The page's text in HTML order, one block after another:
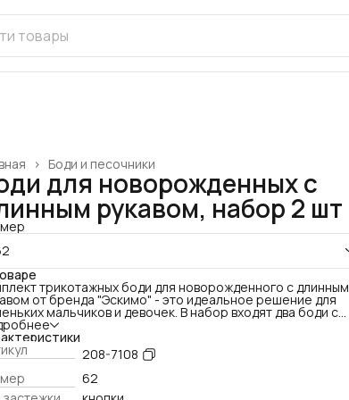
Боди и песочники
›
для новорожденных с
рукавом, набор 2 шт
трикотажных боди для новорожденного с длинным
от бренда "Эскимо" - это идеальное решение для
мальчиков и девочек. В набор входят два боди с
рукавом, выполненные из мягкого и
трикотажа, обеспечивающего
комфорт для чувствительной кожи вашего
для новорожденных мальчиков и девочек - идеальная
первого слоя для любого времени года.
208-7108
62